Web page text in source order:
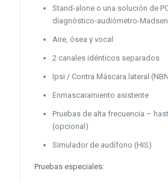
Stand-alone o una solución de
diagnóstico-audiómetro-
Aire, ósea y vocal
2 canales idénticos separados
Ipsi / Contra Máscara lateral
Enmascaramiento asistente
Pruebas de alta frecuencia –
(opcional)
Simulador de audífono (HIS)
Pruebas especiales: